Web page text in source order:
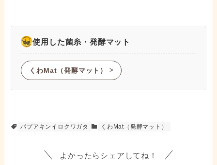
使用した菌糸・発酵マット
くわMat（発酵マット） ᐳ
パプアキンイロクワガタ くわMat（発酵マット）
よかったらシェアしてね！